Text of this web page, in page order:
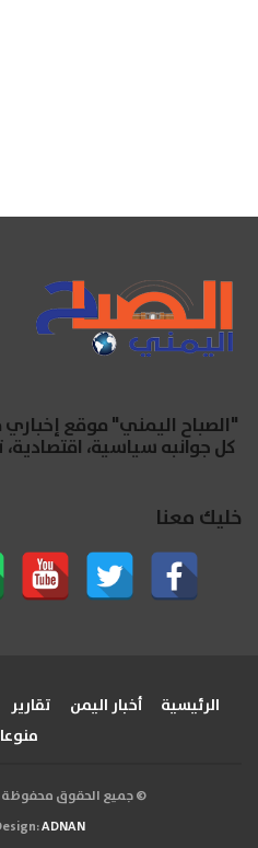
"الصباح اليمني" موقع
كل جوانبه سياسية،
خليك معنا
الرئيسية أخبار اليمن تقارير
© جميع الحقوق محفوظة -
ADNAN